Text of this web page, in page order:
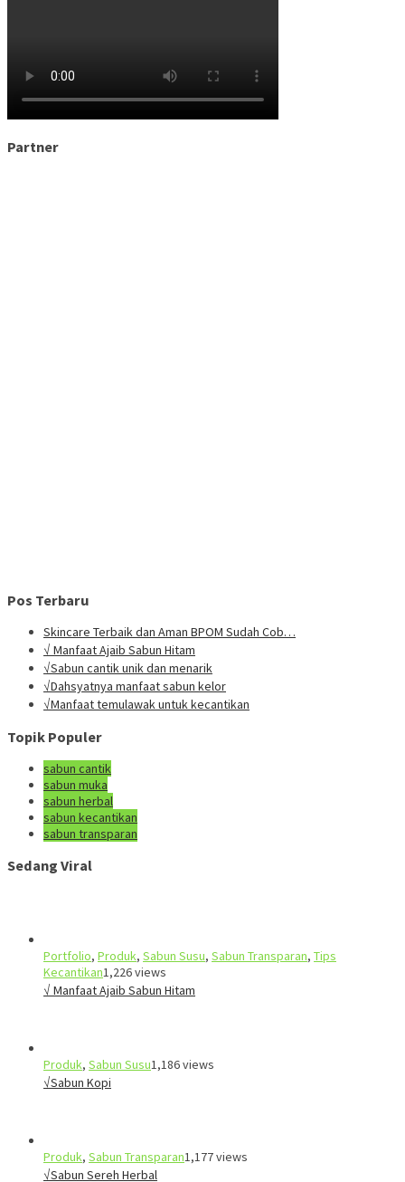
Partner
Pos Terbaru
Skincare Terbaik dan Aman BPOM Sudah Cob…
√ Manfaat Ajaib Sabun Hitam
√Sabun cantik unik dan menarik
√Dahsyatnya manfaat sabun kelor
√Manfaat temulawak untuk kecantikan
Topik Populer
sabun cantik
sabun muka
sabun herbal
sabun kecantikan
sabun transparan
Sedang Viral
Portfolio, Produk, Sabun Susu, Sabun Transparan, Tips
Kecantikan1,226 views
√ Manfaat Ajaib Sabun Hitam
Produk, Sabun Susu1,186 views
√Sabun Kopi
Produk, Sabun Transparan1,177 views
√Sabun Sereh Herbal